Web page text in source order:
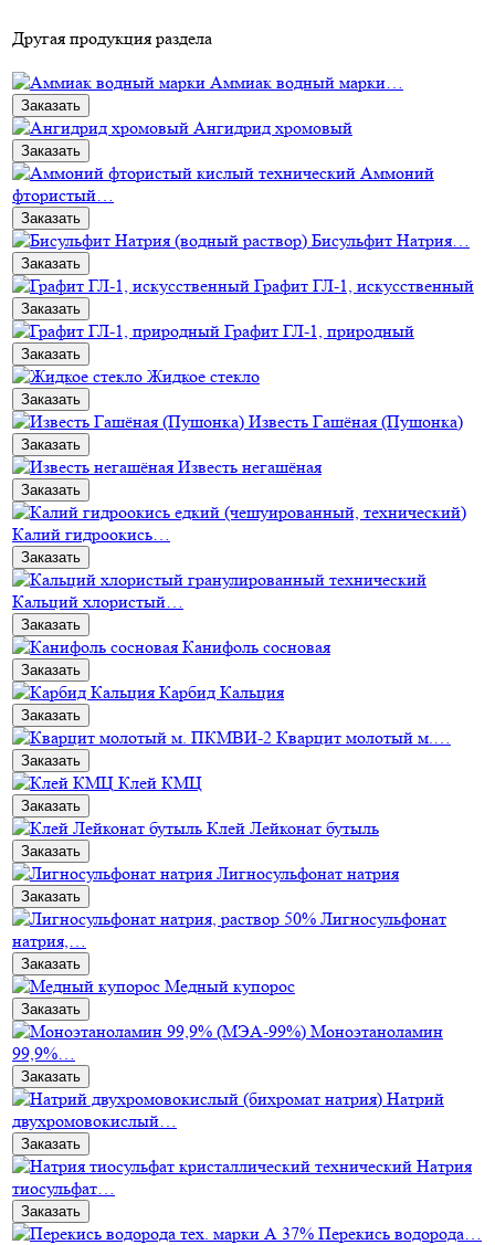
Другая продукция раздела
Аммиак водный марки…
Заказать
Ангидрид хромовый
Заказать
Аммоний
фтористый…
Заказать
Бисульфит Натрия…
Заказать
Графит ГЛ-1, искусственный
Заказать
Графит ГЛ-1, природный
Заказать
Жидкое стекло
Заказать
Известь Гашёная (Пушонка)
Заказать
Известь негашёная
Заказать
Калий гидроокись…
Заказать
Кальций хлористый…
Заказать
Канифоль сосновая
Заказать
Карбид Кальция
Заказать
Кварцит молотый м.…
Заказать
Клей КМЦ
Заказать
Клей Лейконат бутыль
Заказать
Лигносульфонат натрия
Заказать
Лигносульфонат
натрия,…
Заказать
Медный купорос
Заказать
Моноэтаноламин
99,9%…
Заказать
Натрий
двухромовокислый…
Заказать
Натрия
тиосульфат…
Заказать
Перекись водорода…